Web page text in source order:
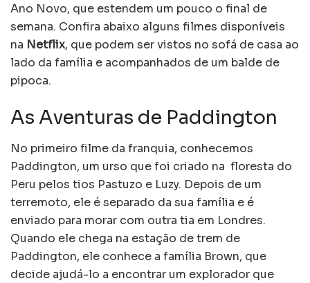
Ano Novo, que estendem um pouco o final de
semana. Confira abaixo alguns filmes disponíveis
na Netflix, que podem ser vistos no sofá de casa ao
lado da família e acompanhados de um balde de
pipoca.
As Aventuras de Paddington
No primeiro filme da franquia, conhecemos
Paddington, um urso que foi criado na floresta do
Peru pelos tios Pastuzo e Luzy. Depois de um
terremoto, ele é separado da sua família e é
enviado para morar com outra tia em Londres.
Quando ele chega na estação de trem de
Paddington, ele conhece a família Brown, que
decide ajudá-lo a encontrar um explorador que